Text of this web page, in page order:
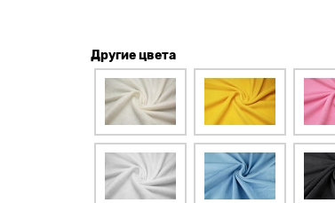
Другие цвета